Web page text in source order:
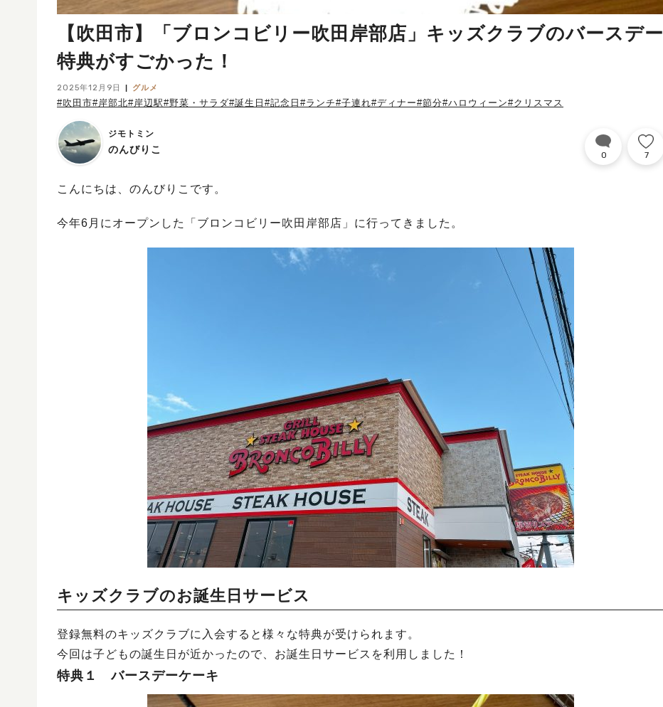
【吹田市】「ブロンコビリー吹田岸部店」キッズクラブのバースデー
特典がすごかった！
2025年12月9日 グルメ
#吹田市#岸部北#岸辺駅#野菜・サラダ#誕生日 #記念日 #ランチ#子連れ#ディナー#節分#ハロウィーン#クリスマス
ジモトミン
のんびりこ 0 7
こんにちは、のんびりこです。
今年6月にオープンした「ブロンコビリー吹田岸部店」に行ってきました。
キッズクラブのお誕生日サービス
登録無料のキッズクラブに入会すると様々な特典が受けられます。
今回は子どもの誕生日が近かったので、お誕生日サービスを利用しました！
特典１ バースデーケーキ